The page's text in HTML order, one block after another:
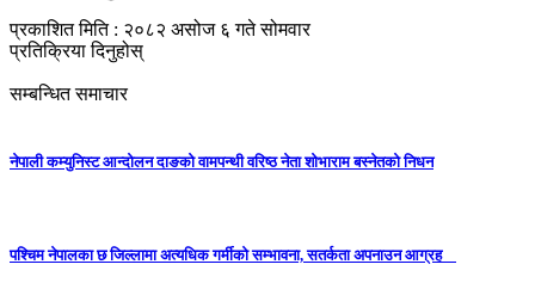
प्रकाशित मिति : २०८२ असोज ६ गते सोमवार
प्रतिक्रिया दिनुहोस्
सम्बन्धित समाचार
नेपाली कम्युनिस्ट आन्दोलन दाङको वामपन्थी वरिष्ठ नेता शोभाराम बस्नेतको निधन
पश्चिम नेपालका छ जिल्लामा अत्यधिक गर्मीको सम्भावना, सतर्कता अपनाउन आग्रह